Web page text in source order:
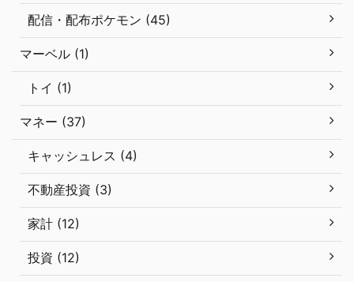
配信・配布ポケモン (45)
マーベル (1)
トイ (1)
マネー (37)
キャッシュレス (4)
不動産投資 (3)
家計 (12)
投資 (12)